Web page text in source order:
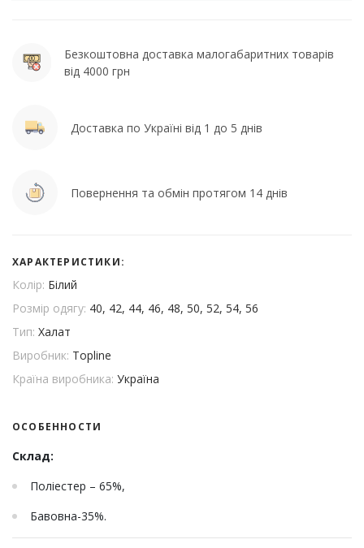
Безкоштовна доставка малогабаритних товарів
від 4000 грн
Доставка по Україні від 1 до 5 днів
Повернення та обмін протягом 14 днів
ХАРАКТЕРИСТИКИ:
Колір: Білий
Розмір одягу: 40, 42, 44, 46, 48, 50, 52, 54, 56
Тип: Халат
Виробник: Topline
Країна виробника: Україна
ОСОБЕННОСТИ
Склад:
Поліестер – 65%,
Бавовна-35%.